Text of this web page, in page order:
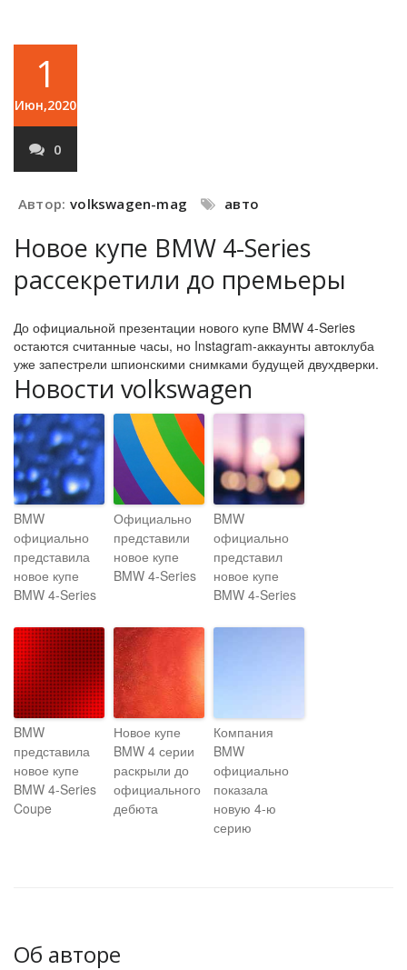
1
Июн,2020
0
Автор: volkswagen-mag авто
Новое купе BMW 4-Series
рассекретили до премьеры
До официальной презентации нового купе BMW 4-Series
остаются считанные часы, но Instagram-аккаунты автоклуба
уже запестрели шпионскими снимками будущей двухдверки.
Новости volkswagen
BMW
официально
представила
новое купе
BMW 4-Series
Официально
представили
новое купе
BMW 4-Series
BMW
официально
представил
новое купе
BMW 4-Series
BMW
представила
новое купе
BMW 4-Series
Coupe
Новое купе
BMW 4 серии
раскрыли до
официального
дебюта
Компания
BMW
официально
показала
новую 4-ю
серию
Об авторе